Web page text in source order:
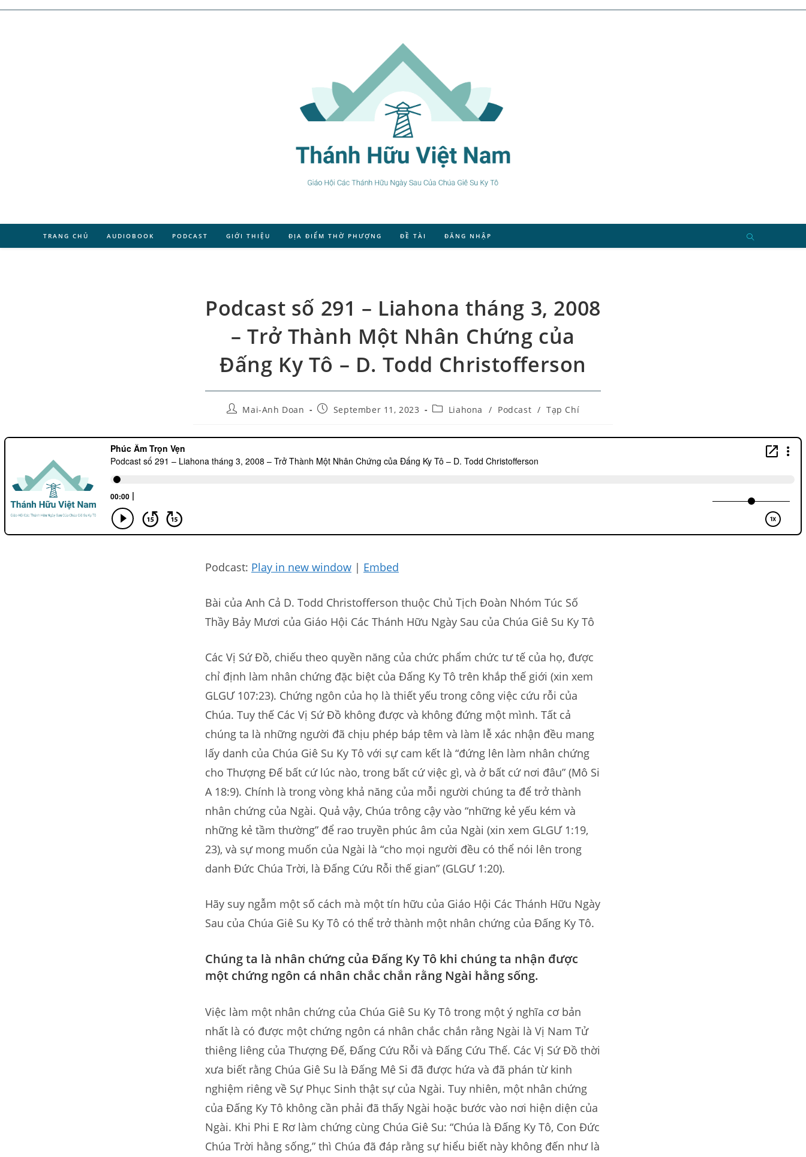
TRANG CHỦ AUDIOBOOK PODCAST GIỚI THIỆU ĐỊA ĐIỂM THỜ PHƯỢNG ĐỀ TÀI ĐĂNG NHẬP
Podcast số 291 – Liahona tháng 3, 2008
– Trở Thành Một Nhân Chứng của
Đấng Ky Tô – D. Todd Christofferson
Mai-Anh Doan September 11, 2023 Liahona / Podcast / Tạp Chí
Podcast: Play in new window | Embed
Bài của Anh Cả D. Todd Christofferson thuộc Chủ Tịch Đoàn Nhóm Túc Số
Thầy Bảy Mươi của Giáo Hội Các Thánh Hữu Ngày Sau của Chúa Giê Su Ky Tô
Các Vị Sứ Đồ, chiếu theo quyền năng của chức phẩm chức tư tế của họ, được
chỉ định làm nhân chứng đặc biệt của Đấng Ky Tô trên khắp thế giới (xin xem
GLGƯ 107:23). Chứng ngôn của họ là thiết yếu trong công việc cứu rỗi của
Chúa. Tuy thế Các Vị Sứ Đồ không được và không đứng một mình. Tất cả
chúng ta là những người đã chịu phép báp têm và làm lễ xác nhận đều mang
lấy danh của Chúa Giê Su Ky Tô với sự cam kết là “đứng lên làm nhân chứng
cho Thượng Đế bất cứ lúc nào, trong bất cứ việc gì, và ở bất cứ nơi đâu” (Mô Si
A 18:9). Chính là trong vòng khả năng của mỗi người chúng ta để trở thành
nhân chứng của Ngài. Quả vậy, Chúa trông cậy vào “những kẻ yếu kém và
những kẻ tầm thường” để rao truyền phúc âm của Ngài (xin xem GLGƯ 1:19,
23), và sự mong muốn của Ngài là “cho mọi người đều có thể nói lên trong
danh Đức Chúa Trời, là Đấng Cứu Rỗi thế gian” (GLGƯ 1:20).
Hãy suy ngẫm một số cách mà một tín hữu của Giáo Hội Các Thánh Hữu Ngày
Sau của Chúa Giê Su Ky Tô có thể trở thành một nhân chứng của Đấng Ky Tô.
Chúng ta là nhân chứng của Đấng Ky Tô khi chúng ta nhận được
một chứng ngôn cá nhân chắc chắn rằng Ngài hằng sống.
Việc làm một nhân chứng của Chúa Giê Su Ky Tô trong một ý nghĩa cơ bản
nhất là có được một chứng ngôn cá nhân chắc chắn rằng Ngài là Vị Nam Tử
thiêng liêng của Thượng Đế, Đấng Cứu Rỗi và Đấng Cứu Thế. Các Vị Sứ Đồ thời
xưa biết rằng Chúa Giê Su là Đấng Mê Si đã được hứa và đã phán từ kinh
nghiệm riêng về Sự Phục Sinh thật sự của Ngài. Tuy nhiên, một nhân chứng
của Đấng Ky Tô không cần phải đã thấy Ngài hoặc bước vào nơi hiện diện của
Ngài. Khi Phi E Rơ làm chứng cùng Chúa Giê Su: “Chúa là Đấng Ky Tô, Con Đức
Chúa Trời hằng sống,” thì Chúa đã đáp rằng sự hiểu biết này không đến như là